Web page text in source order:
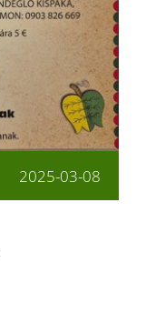
2025-03-08